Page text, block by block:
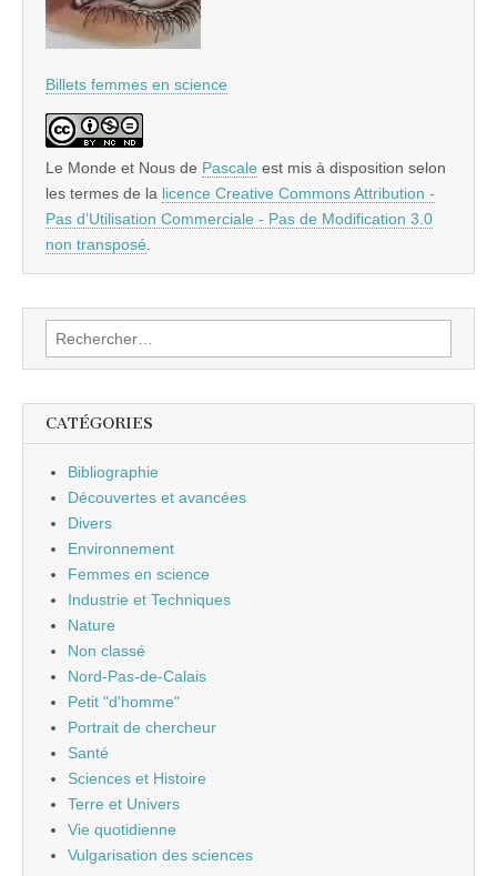
Billets femmes en science
Le Monde et Nous de Pascale est mis à disposition selon
les termes de la licence Creative Commons Attribution -
Pas d’Utilisation Commerciale - Pas de Modification 3.0
non transposé
Rechercher :
CATÉGORIES
Bibliographie
Découvertes et avancées
Divers
Environnement
Femmes en science
Industrie et Techniques
Nature
Non classé
Nord-Pas-de-Calais
Petit "d'homme"
Portrait de chercheur
Santé
Sciences et Histoire
Terre et Univers
Vie quotidienne
Vulgarisation des sciences